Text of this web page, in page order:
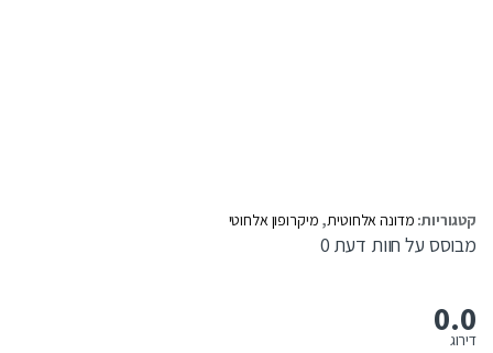
קטגוריות: מדונה אלחוטית, מיקרופון אלחוטי
מבוסס על חוות דעת 0
0.0
דירוג